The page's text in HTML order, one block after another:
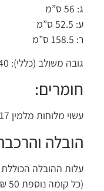
משולב (כללי): 240 ס”מ
מלוחות מלמין 17 מ”מ.
והרכבה:
ההובלה הכוללת היא
נוספת 50 ₪ לקומה ולמוצר)